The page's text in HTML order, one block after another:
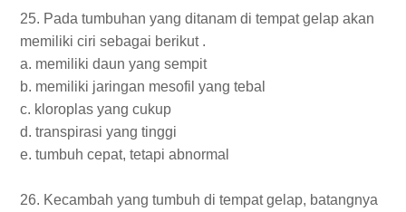
25. Pada tumbuhan yang ditanam di tempat gelap akan
memiliki ciri sebagai berikut .
a. memiliki daun yang sempit
b. memiliki jaringan mesofil yang tebal
c. kloroplas yang cukup
d. transpirasi yang tinggi
e. tumbuh cepat, tetapi abnormal
26. Kecambah yang tumbuh di tempat gelap, batangnya